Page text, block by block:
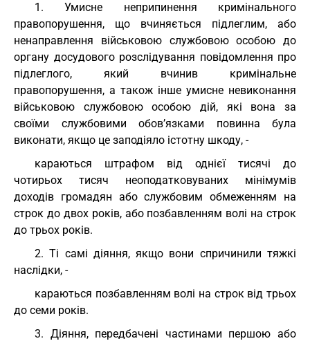
1. Умисне неприпинення кримінального
правопорушення, що вчиняється підлеглим, або
ненаправлення військовою службовою особою до
органу досудового розслідування повідомлення про
підлеглого, який вчинив кримінальне
правопорушення, а також інше умисне невиконання
військовою службовою особою дій, які вона за
своїми службовими обов’язками повинна була
виконати, якщо це заподіяло істотну шкоду, -
караються штрафом від однієї тисячі до
чотирьох тисяч неоподатковуваних мінімумів
доходів громадян або службовим обмеженням на
строк до двох років, або позбавленням волі на строк
до трьох років.
2. Ті самі діяння, якщо вони спричинили тяжкі
наслідки, -
караються позбавленням волі на строк від трьох
до семи років.
3. Діяння, передбачені частинами першою або